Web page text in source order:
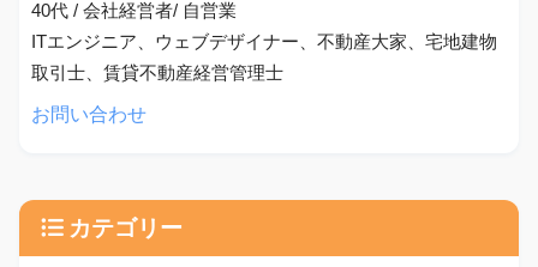
40代 / 会社経営者/ 自営業
ITエンジニア、ウェブデザイナー、不動産大家、宅地建物
取引士、賃貸不動産経営管理士
お問い合わせ
カテゴリー